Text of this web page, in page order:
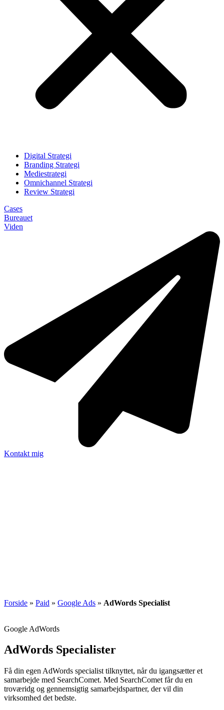
Digital Strategi
Branding Strategi
Mediestrategi
Omnichannel Strategi
Review Strategi
Cases
Bureauet
Viden
Kontakt mig
Forside » Paid » Google Ads » AdWords Specialist
Google AdWords
AdWords Specialister
Få din egen AdWords specialist tilknyttet, når du igangsætter et
samarbejde med SearchComet. Med SearchComet får du en
troværidg og gennemsigtig samarbejdspartner, der vil din
virksomhed det bedste.